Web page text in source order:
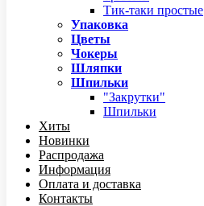
Тик-таки простые
Упаковка
Цветы
Чокеры
Шляпки
Шпильки
"Закрутки"
Шпильки
Хиты
Новинки
Распродажа
Информация
Оплата и доставка
Контакты